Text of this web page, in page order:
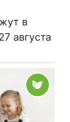
в
августа